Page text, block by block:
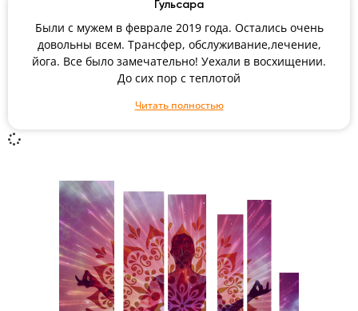
Гульсара
Были с мужем в феврале 2019 года. Остались очень
довольны всем. Трансфер, обслуживание,лечение,
йога. Все было замечательно! Уехали в восхищении.
До сих пор с теплотой
Читать полностью